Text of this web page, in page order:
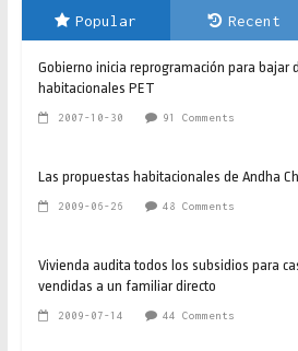
Popular Recent
Gobierno inicia reprogramación para bajar
habitacionales PET
2007-10-30 91 Comments
Las propuestas habitacionales de Andha
2009-06-26 48 Comments
Vivienda audita todos los subsidios para
vendidas a un familiar directo
2009-07-14 44 Comments